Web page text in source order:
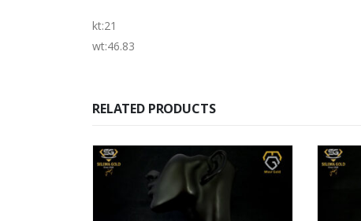
kt:21
wt:46.83
RELATED PRODUCTS